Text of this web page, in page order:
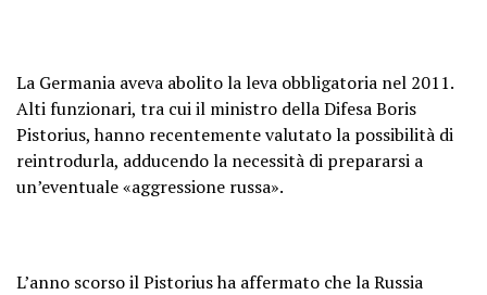
La Germania aveva abolito la leva obbligatoria nel 2011.
Alti funzionari, tra cui il ministro della Difesa Boris
Pistorius, hanno recentemente valutato la possibilità di
reintrodurla, adducendo la necessità di prepararsi a
un’eventuale «aggressione russa».
L’anno scorso il Pistorius ha affermato che la Russia